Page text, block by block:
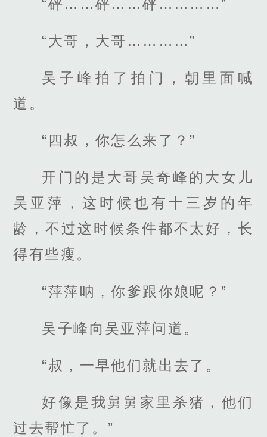
“砰……砰……砰…………”
“大哥，大哥…………”
吴子峰拍了拍门，朝里面喊
道。
“四叔，你怎么来了？”
开门的是大哥吴奇峰的大女儿
吴亚萍，这时候也有十三岁的年
龄，不过这时候条件都不太好，长
得有些瘦。
“萍萍呐，你爹跟你娘呢？”
吴子峰向吴亚萍问道。
“叔，一早他们就出去了。
好像是我舅舅家里杀猪，他们
过去帮忙了。”